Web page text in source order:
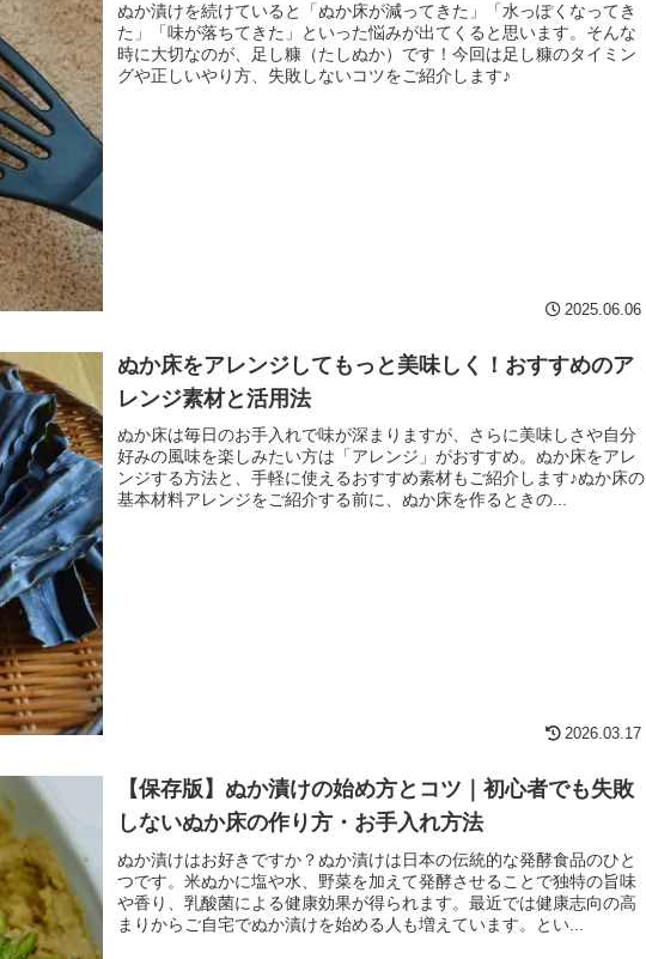
ぬか漬けを続けていると「ぬか床が減ってきた」「水っぽくなってき
た」「味が落ちてきた」といった悩みが出てくると思います。そんな
時に大切なのが、足し糠（たしぬか）です！今回は足し糠のタイミン
グや正しいやり方、失敗しないコツをご紹介します♪
2025.06.06
ぬか床をアレンジしてもっと美味しく！おすすめのア
レンジ素材と活用法
ぬか床は毎日のお手入れで味が深まりますが、さらに美味しさや自分
好みの風味を楽しみたい方は「アレンジ」がおすすめ。ぬか床をアレ
ンジする方法と、手軽に使えるおすすめ素材もご紹介します♪ぬか床の
基本材料アレンジをご紹介する前に、ぬか床を作るときの...
2026.03.17
【保存版】ぬか漬けの始め方とコツ｜初心者でも失敗
しないぬか床の作り方・お手入れ方法
ぬか漬けはお好きですか？ぬか漬けは日本の伝統的な発酵食品のひと
つです。米ぬかに塩や水、野菜を加えて発酵させることで独特の旨味
や香り、乳酸菌による健康効果が得られます。最近では健康志向の高
まりからご自宅でぬか漬けを始める人も増えています。とい...